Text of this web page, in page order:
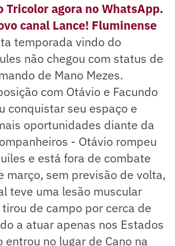
Tricolor agora no WhatsApp.
canal Lance! Fluminense
temporada vindo do
não chegou com status de
de Mano Mezes.
com Otávio e Facundo
conquistar seu espaço e
oportunidades diante da
- Otávio rompeu
e está fora de combate
março, sem previsão de volta,
teve uma lesão muscular
de campo por cerca de
a atuar apenas nos Estados
entrou no lugar de Cano na